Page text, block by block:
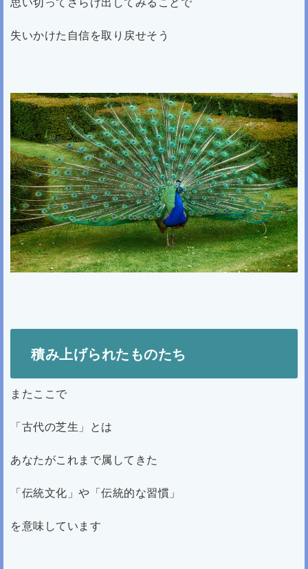
失いかけた自信を取り戻せそう
積み上げられたものたち
またここで
「古代の芝生」とは
あなたがこれまで属してきた
「伝統文化」や「伝統的な習慣」
を意味しています